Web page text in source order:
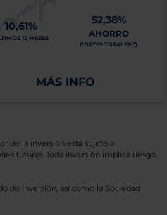
10,61%
12 MESES
52,38%
AHORRO
COSTES TOTALES(*)
MÁS INFO
de la inversión está sujeto a
futuras. Toda inversión implica riesgo.
de Inversión, así como la Sociedad